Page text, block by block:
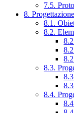
7.5.
8.
8.1.
8.2.
8.3.
8.4.